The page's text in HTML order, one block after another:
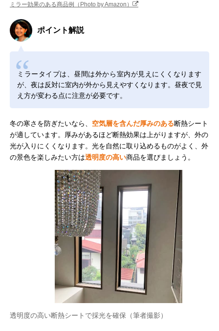
ミラー効果のある商品例（Photo by Amazon）
ポイント解説
ミラータイプは、昼間は外から室内が見えにくくなります
が、夜は反対に室内が外から見えやすくなります。昼夜で見
え方が変わる点に注意が必要です。
冬の寒さを防ぎたいなら、 空気層を含んだ厚みのある断熱シート
が適しています。厚みがあるほど断熱効果は上がりますが、外の
光が入りにくくなります。光を自然に取り込めるものがよく、外
の景色を楽しみたい方は透明度の高い商品を選びましょう。
透明度の高い断熱シートで採光を確保（筆者撮影）